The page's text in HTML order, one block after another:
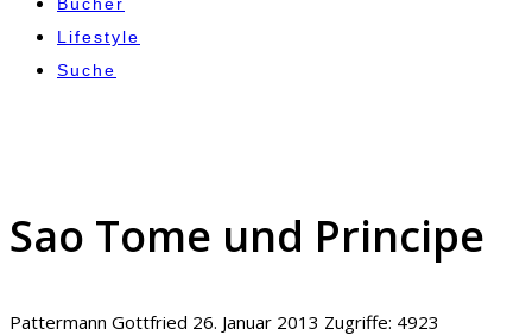
Lifestyle
Suche
Sao Tome und Principe
Pattermann Gottfried 26. Januar 2013 Zugriffe: 4923